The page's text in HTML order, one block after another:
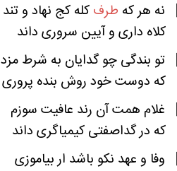
نه هرکه طرف کله کج نهاد وتند
کلاه داری وآیین سروری داند
تو بندگی چوگدایان به شرط مزد
که دوستخود روش بنده پروری
غلام همتآن رند عافیت سوزم
که درگداصفتی کیمیاگری داند
وفا و عهد نکو باشد ار بیاموزی